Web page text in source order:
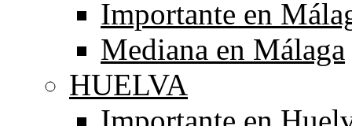
Importante en
Mediana en Málaga
HUELVA